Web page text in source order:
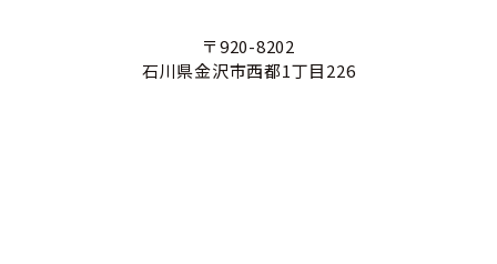
〒920-8202
石川県金沢市西都1丁目226